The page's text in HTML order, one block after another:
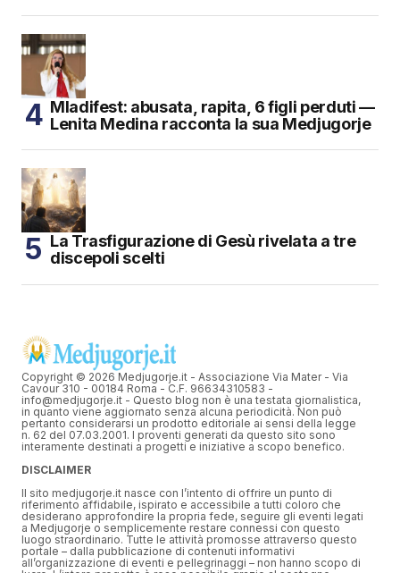
Mladifest: abusata, rapita, 6 figli perduti —
Lenita Medina racconta la sua Medjugorje
La Trasfigurazione di Gesù rivelata a tre
discepoli scelti
Copyright © 2026 Medjugorje.it - Associazione Via Mater - Via
Cavour 310 - 00184 Roma - C.F. 96634310583 -
info@medjugorje.it - Questo blog non è una testata giornalistica,
in quanto viene aggiornato senza alcuna periodicità. Non può
pertanto considerarsi un prodotto editoriale ai sensi della legge
n. 62 del 07.03.2001. I proventi generati da questo sito sono
interamente destinati a progetti e iniziative a scopo benefico.
DISCLAIMER
Il sito medjugorje.it nasce con l’intento di offrire un punto di
riferimento affidabile, ispirato e accessibile a tutti coloro che
desiderano approfondire la propria fede, seguire gli eventi legati
a Medjugorje o semplicemente restare connessi con questo
luogo straordinario. Tutte le attività promosse attraverso questo
portale – dalla pubblicazione di contenuti informativi
all’organizzazione di eventi e pellegrinaggi – non hanno scopo di